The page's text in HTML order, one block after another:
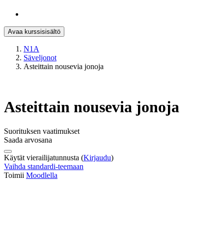
Avaa kurssisisältö
N1A
Säveljonot
Asteittain nousevia jonoja
Asteittain nousevia jonoja
Suorituksen vaatimukset
Saada arvosana
Käytät vierailijatunnusta (Kirjaudu)
Vaihda standardi-teemaan
Toimii Moodlella